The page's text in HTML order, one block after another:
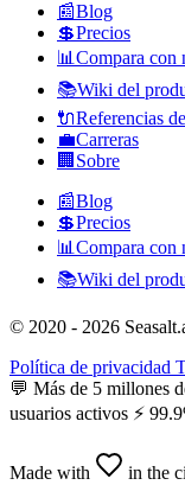
📰Blog
💲Precios
📊 Compara con
📚Wiki del
🔌Referencias
💼Carreras
🏢 Sobre
📰Blog
💲Precios
📊 Compara con
📚Wiki del
© 2020 - 2026
Política de privacidad
💬 Más de 5 millones
usuarios activos ⚡
Made with in the